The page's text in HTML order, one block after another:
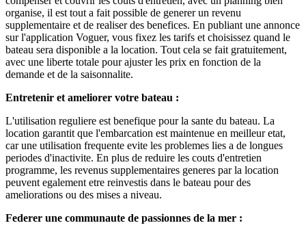
organise, il est tout a fait possible de generer un revenu
supplementaire et de realiser des benefices. En publiant une annonce
sur l'application Voguer, vous fixez les tarifs et choisissez quand le
bateau sera disponible a la location. Tout cela se fait gratuitement,
avec une liberte totale pour ajuster les prix en fonction de la
demande et de la saisonnalite.
Entretenir et ameliorer votre bateau :
L'utilisation reguliere est benefique pour la sante du bateau. La
location garantit que l'embarcation est maintenue en meilleur etat,
car une utilisation frequente evite les problemes lies a de longues
periodes d'inactivite. En plus de reduire les couts d'entretien
programme, les revenus supplementaires generes par la location
peuvent egalement etre reinvestis dans le bateau pour des
ameliorations ou des mises a niveau.
Federer une communaute de passionnes de la mer :